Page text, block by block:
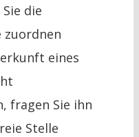
die
zuordnen
eines
fragen Sie ihn
Stelle